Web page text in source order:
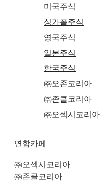
미국주식
싱가폴주식
영국주식
일본주식
한국주식
㈜오존코리아
㈜존클코리아
㈜오섹시코리아
연합카페
㈜오섹시코리아
㈜존클코리아